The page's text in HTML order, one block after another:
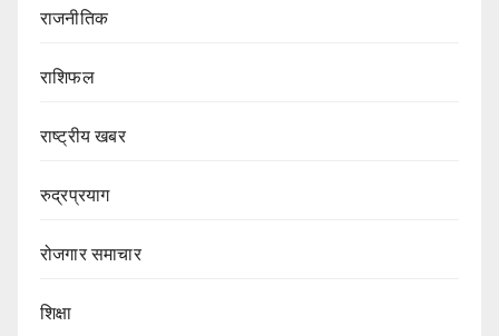
राजनीतिक
राशिफल
राष्ट्रीय खबर
रुद्रप्रयाग
रोजगार समाचार
शिक्षा